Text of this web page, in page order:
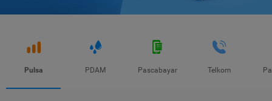
Pulsa PDAM Pascabayar Telkom